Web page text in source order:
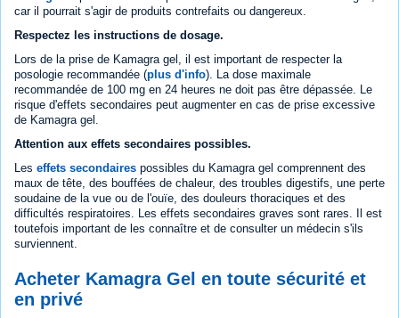
car il pourrait s'agir de produits contrefaits ou dangereux.
Respectez les instructions de dosage.
Lors de la prise de Kamagra gel, il est important de respecter la
posologie recommandée (plus d'info). La dose maximale
recommandée de 100 mg en 24 heures ne doit pas être dépassée. Le
risque d'effets secondaires peut augmenter en cas de prise excessive
de Kamagra gel.
Attention aux effets secondaires possibles.
Les effets secondaires possibles du Kamagra gel comprennent des
maux de tête, des bouffées de chaleur, des troubles digestifs, une perte
soudaine de la vue ou de l'ouïe, des douleurs thoraciques et des
difficultés respiratoires. Les effets secondaires graves sont rares. Il est
toutefois important de les connaître et de consulter un médecin s'ils
surviennent.
Acheter Kamagra Gel en toute sécurité et
en privé